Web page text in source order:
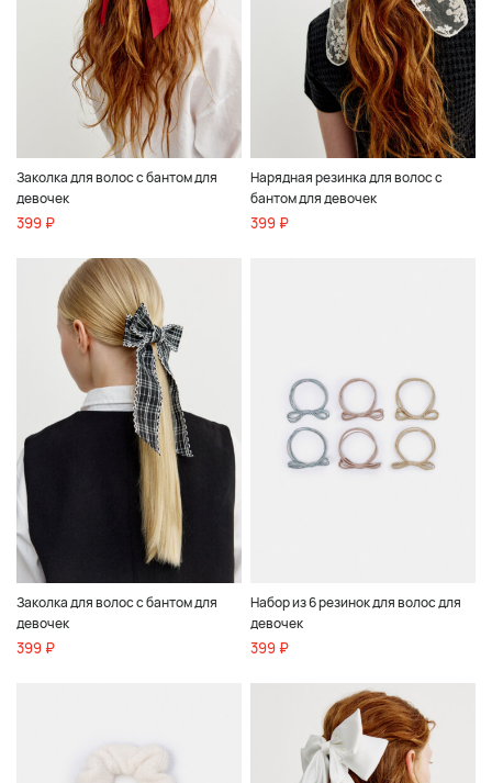
Заколка для волос с бантом для
девочек
399 ₽
Нарядная резинка для волос с
бантом для девочек
399 ₽
Заколка для волос с бантом для
девочек
399 ₽
Набор из 6 резинок для волос для
девочек
399 ₽